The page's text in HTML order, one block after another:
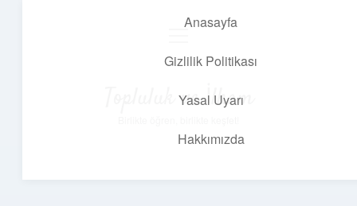
Anasayfa
Gizlilik Politikası
Yasal Uyarı
Hakkımızda
Topluluk ve İlham